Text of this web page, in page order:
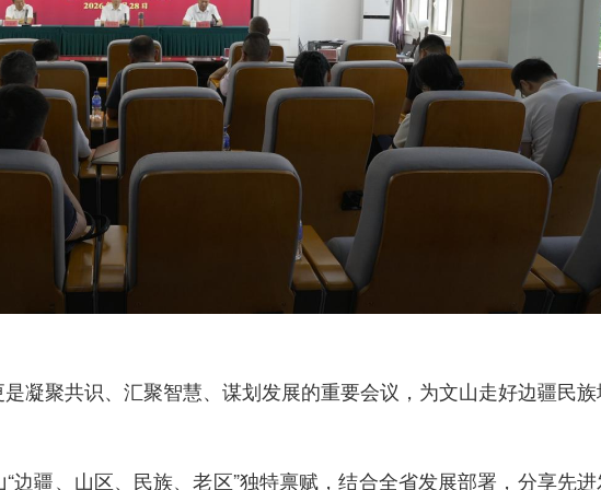
凝聚共识、汇聚智慧、谋划发展的重要会议，为文山走好边疆民
边疆、山区、民族、老区”独特禀赋，结合全省发展部署，分享先